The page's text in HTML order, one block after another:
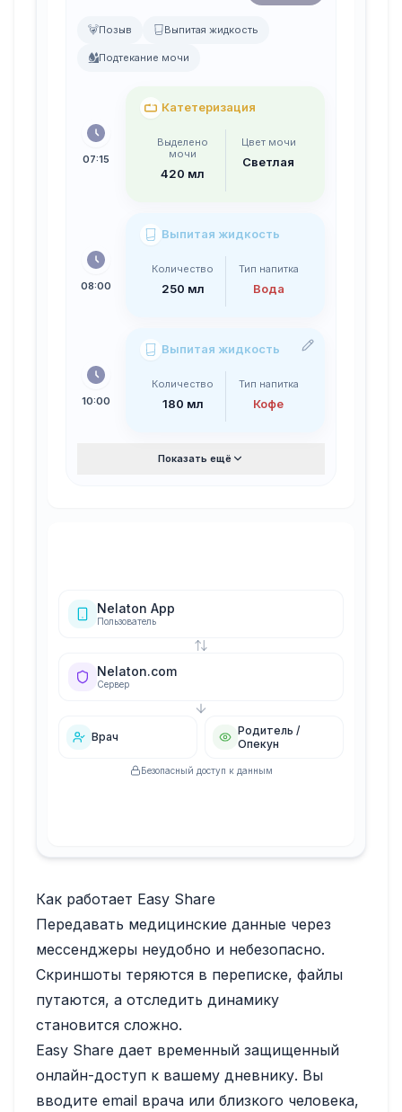
Позыв Выпитая жидкость
Подтекание мочи
07:15
Катетеризация
Выделено
мочи
420 мл
Цвет мочи
Светлая
08:00
Выпитая жидкость
Количество
250 мл
Тип напитка
Вода
10:00
Выпитая жидкость
Количество
180 мл
Тип напитка
Кофе
Показать ещё
Nelaton App
Пользователь
Nelaton.com
Сервер
Врач
Родитель /
Опекун
Безопасный доступ к данным
Как работает Easy Share
Передавать медицинские данные через
мессенджеры неудобно и небезопасно.
Скриншоты теряются в переписке, файлы
путаются, а отследить динамику
становится сложно.
Easy Share дает временный защищенный
онлайн-доступ к вашему дневнику. Вы
вводите email врача или близкого человека,